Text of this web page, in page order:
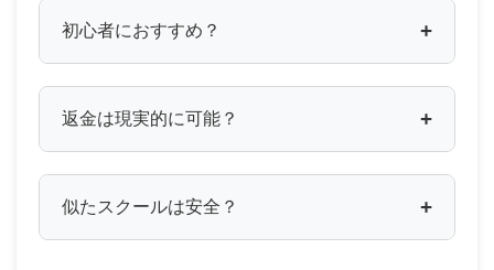
初心者におすすめ？
返金は現実的に可能？
似たスクールは安全？